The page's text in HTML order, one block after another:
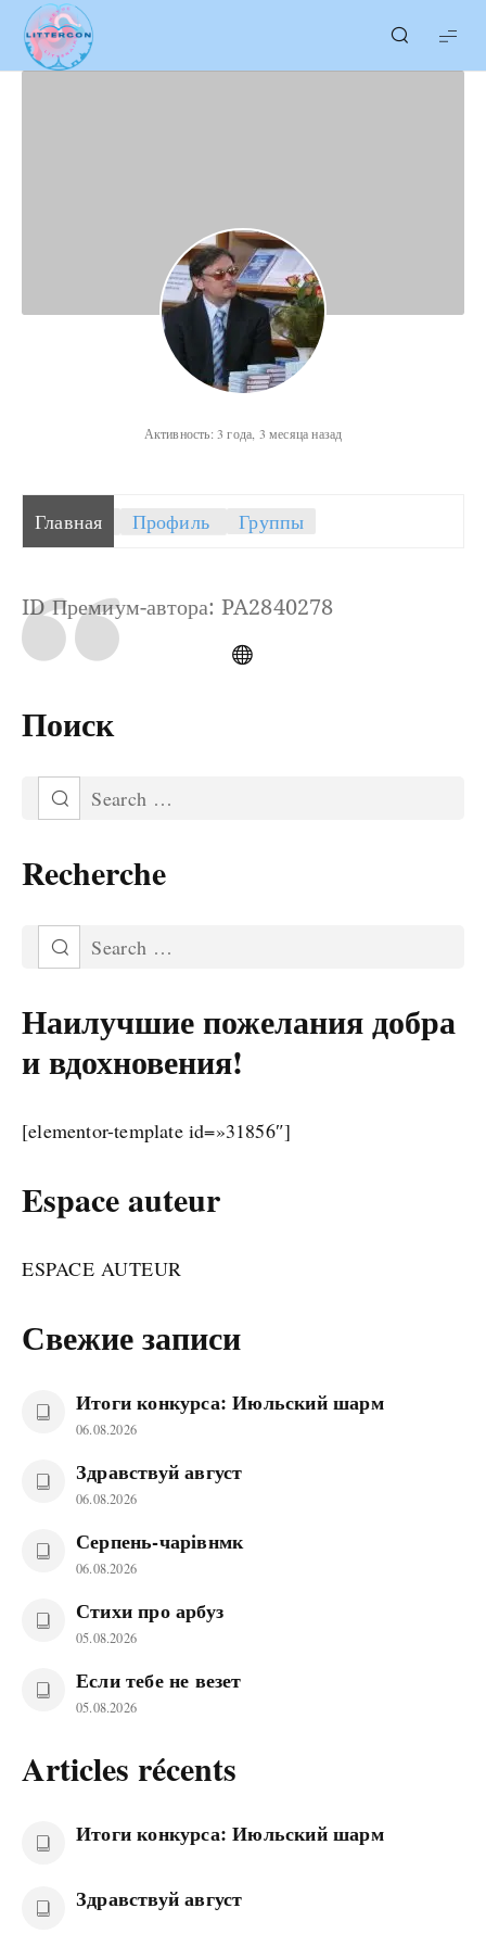
LITTERcon
Активность: 3 года, 3 месяца назад
Главная Профиль Группы
ID Премиум-автора: PA2840278
Поиск
Recherche
Наилучшие пожелания добра
и вдохновения!
[elementor-template id=»31856″]
Espace auteur
ESPACE AUTEUR
Свежие записи
Итоги конкурса: Июльский шарм
06.08.2026
Здравствуй август
06.08.2026
Серпень-чарівнмк
06.08.2026
Стихи про арбуз
05.08.2026
Если тебе не везет
05.08.2026
Articles récents
Итоги конкурса: Июльский шарм
Здравствуй август